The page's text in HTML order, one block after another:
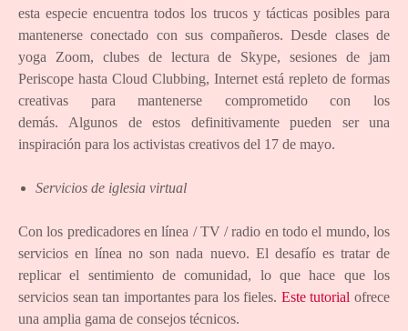
esta especie encuentra todos los trucos y tácticas posibles para
mantenerse conectado con sus compañeros. Desde clases de
yoga Zoom, clubes de lectura de Skype, sesiones de jam
Periscope hasta Cloud Clubbing, Internet está repleto de formas
creativas para mantenerse comprometido con los
demás. Algunos de estos definitivamente pueden ser una
inspiración para los activistas creativos del 17 de mayo.
Servicios de iglesia virtual
Con los predicadores en línea / TV / radio en todo el mundo, los
servicios en línea no son nada nuevo. El desafío es tratar de
replicar el sentimiento de comunidad, lo que hace que los
servicios sean tan importantes para los fieles. Este tutorial ofrece
una amplia gama de consejos técnicos.